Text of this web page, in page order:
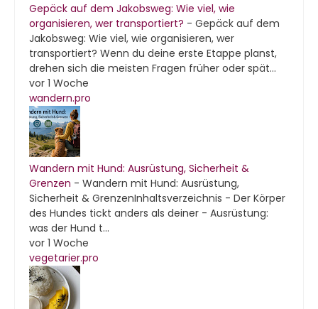
Gepäck auf dem Jakobsweg: Wie viel, wie
organisieren, wer transportiert? - Gepäck auf dem
Jakobsweg: Wie viel, wie organisieren, wer
transportiert? Wenn du deine erste Etappe planst,
drehen sich die meisten Fragen früher oder spät...
vor 1 Woche
wandern.pro
Wandern mit Hund: Ausrüstung, Sicherheit &
Grenzen - Wandern mit Hund: Ausrüstung,
Sicherheit & GrenzenInhaltsverzeichnis - Der Körper
des Hundes tickt anders als deiner - Ausrüstung:
was der Hund t...
vor 1 Woche
vegetarier.pro